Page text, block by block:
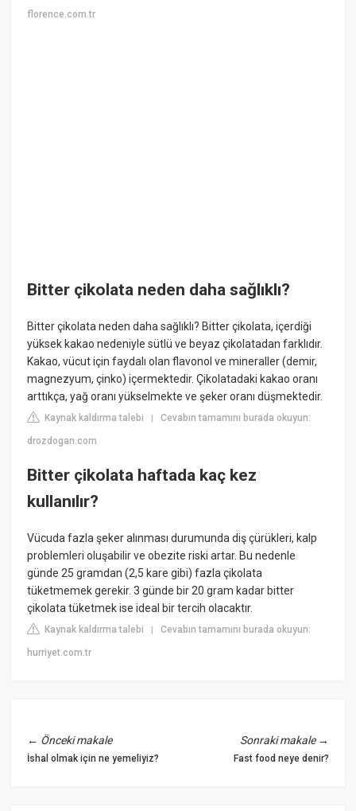
florence.com.tr
Bitter çikolata neden daha sağlıklı?
Bitter çikolata neden daha sağlıklı? Bitter çikolata, içerdiği
yüksek kakao nedeniyle sütlü ve beyaz çikolatadan farklıdır.
Kakao, vücut için faydalı olan flavonol ve mineraller (demir,
magnezyum, çinko) içermektedir. Çikolatadaki kakao oranı
arttıkça, yağ oranı yükselmekte ve şeker oranı düşmektedir.
Kaynak kaldırma talebi |Cevabın tamamını burada okuyun:
drozdogan.com
Bitter çikolata haftada kaç kez
kullanılır?
Vücuda fazla şeker alınması durumunda diş çürükleri, kalp
problemleri oluşabilir ve obezite riski artar. Bu nedenle
günde 25 gramdan (2,5 kare gibi) fazla çikolata
tüketmemek gerekir. 3 günde bir 20 gram kadar bitter
çikolata tüketmek ise ideal bir tercih olacaktır.
Kaynak kaldırma talebi |Cevabın tamamını burada okuyun:
hurriyet.com.tr
← Önceki makale
İshal olmak için ne yemeliyiz?
Sonraki makale→
Fast food neye denir?